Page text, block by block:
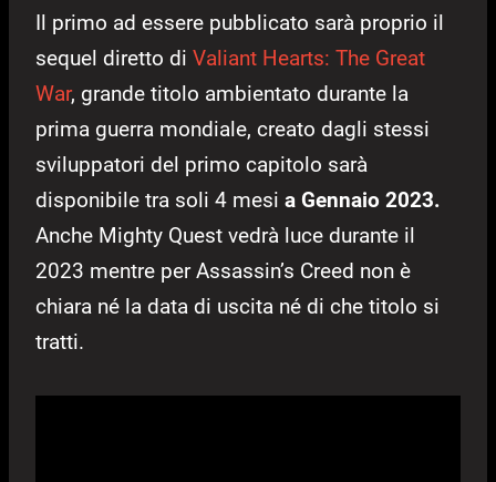
Il primo ad essere pubblicato sarà proprio il
sequel diretto di Valiant Hearts: The Great
War, grande titolo ambientato durante la
prima guerra mondiale, creato dagli stessi
sviluppatori del primo capitolo sarà
disponibile tra soli 4 mesi a Gennaio 2023.
Anche Mighty Quest vedrà luce durante il
2023 mentre per Assassin’s Creed non è
chiara né la data di uscita né di che titolo si
tratti.